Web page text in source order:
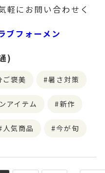
軽にお問い合わせく
フォーメン
)
ご褒美 暑さ対策
アイテム 新作
人気商品 今が旬